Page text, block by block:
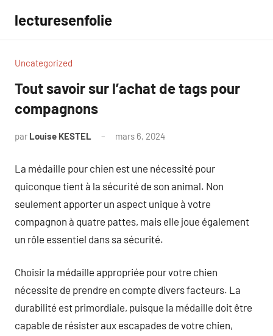
contenu
lecturesenfolie
Uncategorized
Tout savoir sur l’achat de tags pour
compagnons
par Louise KESTEL mars 6, 2024
La médaille pour chien est une nécessité pour
quiconque tient à la sécurité de son animal. Non
seulement apporter un aspect unique à votre
compagnon à quatre pattes, mais elle joue également
un rôle essentiel dans sa sécurité.
Choisir la médaille appropriée pour votre chien
nécessite de prendre en compte divers facteurs. La
durabilité est primordiale, puisque la médaille doit être
capable de résister aux escapades de votre chien,